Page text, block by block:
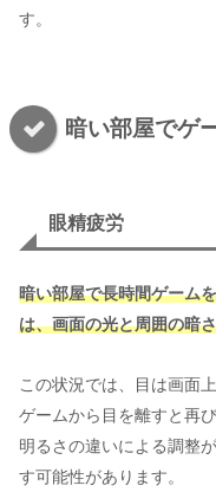
す。
暗い部屋でゲ
眼精疲労
暗い部屋で長時間ゲーム
は、画面の光と周囲の暗
この状況では、目は画面
ゲームから目を離すと再
明るさの違いによる調整
す可能性があります。